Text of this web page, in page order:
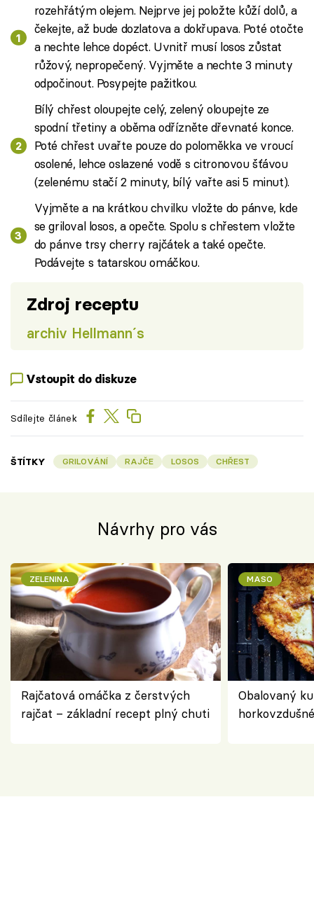
rozehřátým olejem. Nejprve jej položte kůží dolů, a
čekejte, až bude dozlatova a dokřupava. Poté otočte
a nechte lehce dopéct. Uvnitř musí losos zůstat
růžový, nepropečený. Vyjměte a nechte 3 minuty
odpočinout. Posypejte pažitkou.
Bílý chřest oloupejte celý, zelený oloupejte ze
spodní třetiny a oběma odřízněte dřevnaté konce.
Poté chřest uvařte pouze do poloměkka ve vroucí
osolené, lehce oslazené vodě s citronovou šťávou
(zelenému stačí 2 minuty, bílý vařte asi 5 minut).
Vyjměte a na krátkou chvilku vložte do pánve, kde
se griloval losos, a opečte. Spolu s chřestem vložte
do pánve trsy cherry rajčátek a také opečte.
Podávejte s tatarskou omáčkou.
Zdroj receptu
archiv Hellmann´s
Vstoupit do diskuze
Sdílejte článek
ŠTÍTKY GRILOVÁNÍ RAJČE LOSOS CHŘEST
Návrhy pro vás
ZELENINA
Rajčatová omáčka z čerstvých
rajčat – základní recept plný chuti
MASO
Obalovaný